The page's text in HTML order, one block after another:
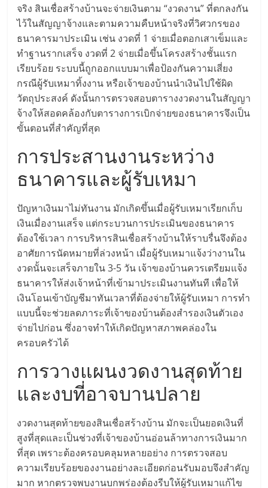
แฟ
รน
ไชส์
ขาย
แฟ
รน
ไชส์
แฟ
รน
ไชส์
ขาย
หน้า
บ้าน
ลงทุน
จริง สินเชื่อสร้างบ้านจะจ่ายเงินตาม “งวดงาน” ที่ตกลงกัน
ไว้ในสัญญาจ้างและตามความคืบหน้าจริงที่วิศวกรของ
ธนาคารมาประเมิน เช่น งวดที่ 1 จ่ายเมื่อตอกเสาเข็มและ
ทำฐานรากเสร็จ งวดที่ 2 จ่ายเมื่อขึ้นโครงสร้างชั้นแรก
เรียบร้อย ระบบนี้ถูกออกแบบมาเพื่อป้องกันความเสี่ยง
กรณีผู้รับเหมาทิ้งงาน หรือเจ้าของบ้านนำเงินไปใช้ผิด
วัตถุประสงค์ ดังนั้นการตรวจสอบตารางงวดงานในสัญญา
จ้างให้สอดคล้องกับตารางการเบิกจ่ายของธนาคารจึงเป็น
ขั้นตอนที่สำคัญที่สุด
การประสานงานระหว่าง
ธนาคารและผู้รับเหมา
ปัญหาเงินมาไม่ทันงาน มักเกิดขึ้นเมื่อผู้รับเหมาเรียกเก็บ
เงินเมื่องานเสร็จ แต่กระบวนการประเมินของธนาคาร
ต้องใช้เวลา การบริหารสินเชื่อสร้างบ้านให้ราบรื่นจึงต้อง
อาศัยการนัดหมายที่ล่วงหน้า เมื่อผู้รับเหมาแจ้งว่างานใน
งวดนั้นจะเสร็จภายใน 3-5 วัน เจ้าของบ้านควรเตรียมแจ้ง
ธนาคารให้ส่งเจ้าหน้าที่เข้ามาประเมินงานทันที เพื่อให้
เงินโอนเข้าบัญชีมาทันเวลาที่ต้องจ่ายให้ผู้รับเหมา การทำ
แบบนี้จะช่วยลดภาระที่เจ้าของบ้านต้องสำรองเงินตัวเอง
จ่ายไปก่อน ซึ่งอาจทำให้เกิดปัญหาสภาพคล่องใน
ครอบครัวได้
การวางแผนงวดงานสุดท้าย
และงบที่อาจบานปลาย
งวดงานสุดท้ายของสินเชื่อสร้างบ้าน มักจะเป็นยอดเงินที่
สูงที่สุดและเป็นช่วงที่เจ้าของบ้านอ่อนล้าทางการเงินมาก
ที่สุด เพราะต้องครอบคลุมหลายอย่าง การตรวจสอบ
ความเรียบร้อยของงานอย่างละเอียดก่อนรับมอบจึงสำคัญ
มาก หากตรวจพบงานบกพร่องต้องรีบให้ผู้รับเหมาแก้ไข